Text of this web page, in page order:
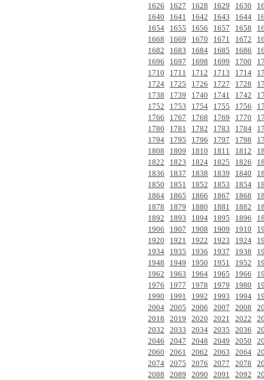
1626
1627 1628 1629 1630
1640
1641 1642 1643 1644
1654
1655 1656 1657 1658
1668
1669 1670 1671 1672
1682
1683 1684 1685 1686
1696
1697 1698 1699 1700
1710
1711 1712 1713 1714
1724
1725 1726 1727 1728
1738
1739 1740 1741 1742
1752
1753 1754 1755 1756
1766
1767 1768 1769 1770
1780
1781 1782 1783 1784
1794
1795 1796 1797 1798
1808
1809 1810 1811 1812
1822
1823 1824 1825 1826
1836
1837 1838 1839 1840
1850
1851 1852 1853 1854
1864
1865 1866 1867 1868
1878
1879 1880 1881 1882
1892
1893 1894 1895 1896
1906
1907 1908 1909 1910
1920
1921 1922 1923 1924
1934
1935 1936 1937 1938
1948
1949 1950 1951 1952
1962
1963 1964 1965 1966
1976
1977 1978 1979 1980
1990
1991 1992 1993 1994
2004 2005 2006 2007 2008
2018
2019 2020 2021 2022
2032
2033 2034 2035 2036
2046
2047 2048 2049 2050
2060
2061 2062 2063 2064
2074 2075 2076 2077 2078
2088
2089 2090 2091 2092